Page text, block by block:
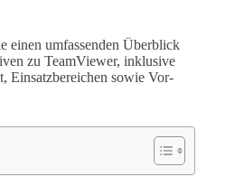
einen umfassenden Überblick
zu TeamViewer, inklusive
Einsatzbereichen sowie Vor-